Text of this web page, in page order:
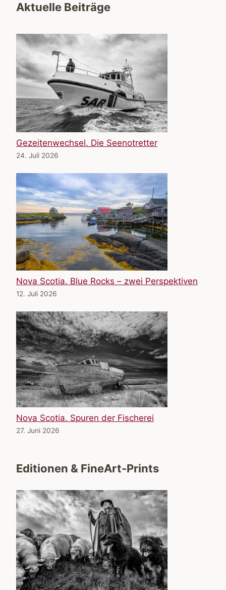
Aktuelle Beiträge
Gezeitenwechsel. Die Seenotretter
24. Juli 2026
Nova Scotia. Blue Rocks – zwei Perspektiven
12. Juli 2026
Nova Scotia. Spuren der Fischerei
27. Juni 2026
Editionen & FineArt-Prints